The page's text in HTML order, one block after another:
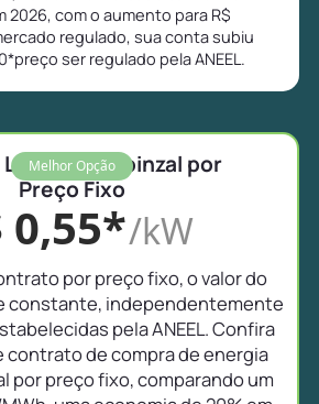
2026, com o aumento para R$
regulado, sua conta subiu
ser regulado pela ANEEL.
Melhor Opção
em Capinzal por
Preço Fixo
0,55*/kW
por preço fixo, o valor do
constante, independentemente
pela ANEEL. Confira
contrato de compra de energia
por preço fixo, comparando um